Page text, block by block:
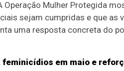
Operação Mulher Protegida
sejam cumpridas e que as
uma resposta concreta do
feminicídios em maio e